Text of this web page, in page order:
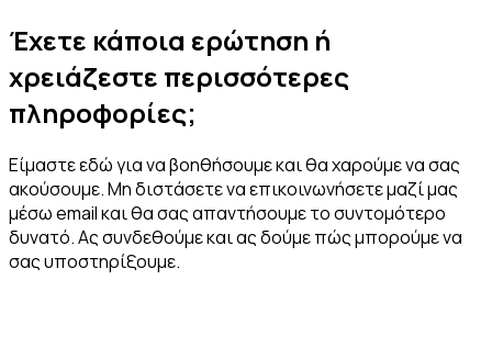
Έχετε κάποια ερώτηση ή
χρειάζεστε περισσότερες
πληροφορίες;
Είμαστε εδώ για να βοηθήσουμε και θα χαρούμε να σας
ακούσουμε. Μη διστάσετε να επικοινωνήσετε μαζί μας
μέσω email και θα σας απαντήσουμε το συντομότερο
δυνατό. Ας συνδεθούμε και ας δούμε πώς μπορούμε να
σας υποστηρίξουμε.